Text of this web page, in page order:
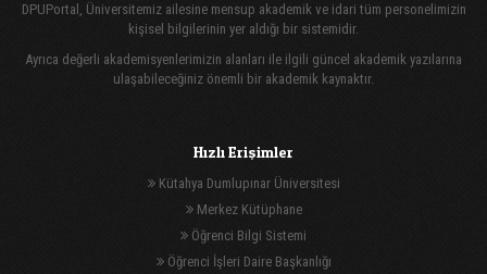
DPUPortal, Üniversitemiz ailesine mensup akademik ve idari tüm personelimizin
kişisel bilgilerinin yer aldığı bir sistemidir.
Ayrıca değerli akademisyenlerimizin alanları ile ilgili güncel akademik yazılarına
ulaşabileceğiniz önemli bir akademik kaynaktır.
Hızlı Erişimler
Kütahya Dumlupınar Üniversitesi
Merkez Kütüphane
Öğrenci Bilgi Sistemi
Öğrenci İşleri Daire Başkanlığı